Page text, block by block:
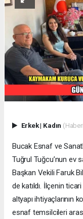
Erkek| Kadın
Bucak Esnaf ve
Tuğrul Tuğcu’nun ev
Başkan Vekili Faruk
de katıldı. İlçenin
altyapı ihtiyaçlarının
esnaf temsilcileri